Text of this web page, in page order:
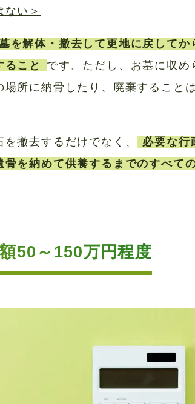
ない＞
を解体・撤去して更地に戻してか
ること
です。ただし、お墓に収め
所に納骨したり、廃棄すること
撤去するだけでなく、
必要な行
を納めて供養するまでのすべて
50～150万円程度